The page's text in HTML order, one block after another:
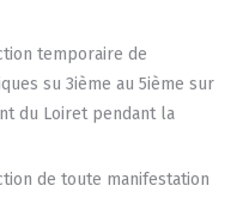
temporaire de
su 3ième au 5ième sur
du Loiret pendant la
de toute manifestation